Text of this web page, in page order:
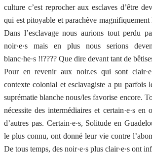
culture c’est reprocher aux esclaves d’être
qui est pitoyable et parachève
Dans l’esclavage nous aurions tout perdu
noir·e·s mais en plus nous serions
blanc·he·s !!???? Que dire devant tant de
Pour en revenir aux noir.es qui sont
contexte colonial et esclavagiste a pu parfois
suprématie blanche nous/les favorise encore.
nécessite des intermédiaires et certain·e·s en
d’autres pas. Certain·e·s, Solitude en
le plus connu, ont donné leur vie contre
De tous temps, des noir·e·s plus clair·e·s ont